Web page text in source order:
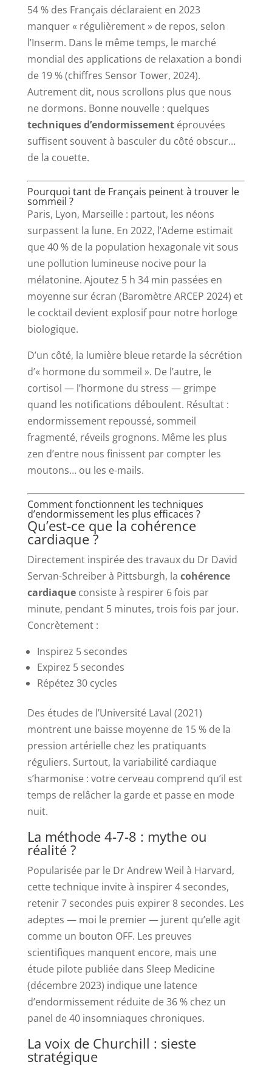
54 % des Français déclaraient en 2023
manquer « régulièrement » de repos, selon
l’Inserm. Dans le même temps, le marché
mondial des applications de relaxation a bondi
de 19 % (chiffres Sensor Tower, 2024).
Autrement dit, nous scrol­lons plus que nous
ne dormons. Bonne nouvelle : quelques
techniques d’endormissementéprouvées
suffisent souvent à basculer du côté obscur…
de la couette.
Pourquoi tant de Français peinent à trouver le
sommeil ?
Paris, Lyon, Marseille : partout, les néons
surpassent la lune. En 2022, l’Ademe estimait
que 40 % de la population hexagonale vit sous
une pollution lumineuse nocive pour la
mélatonine. Ajoutez 5 h 34 min passées en
moyenne sur écran (Baromètre ARCEP 2024) et
le cocktail devient explosif pour notre horloge
biologique.
D’un côté, la lumière bleue retarde la sécrétion
d’« hormone du sommeil ». De l’autre, le
cortisol — l’hormone du stress — grimpe
quand les notifications déboulent. Résultat :
endormissement repoussé, sommeil
fragmenté, réveils grognons. Même les plus
zen d’entre nous finissent par compter les
moutons… ou les e-mails.
Comment fonctionnent les techniques
d’endormissement les plus efficaces ?
Qu’est-ce que la cohérence
cardiaque ?
Directement inspirée des travaux du Dr David
Servan-Schreiber à Pittsburgh, la cohérence
cardiaqueconsiste à respirer 6 fois par
minute, pendant 5 minutes, trois fois par jour.
Concrètement :
Inspirez 5 secondes
Expirez 5 secondes
Répétez 30 cycles
Des études de l’Université Laval (2021)
montrent une baisse moyenne de 15 % de la
pression artérielle chez les pratiquants
réguliers. Surtout, la variabilité cardiaque
s’harmonise : votre cerveau comprend qu’il est
temps de relâcher la garde et passe en mode
nuit.
La méthode 4-7-8 : mythe ou
réalité ?
Popularisée par le Dr Andrew Weil à Harvard,
cette technique invite à inspirer 4 secondes,
retenir 7 secondes puis expirer 8 secondes. Les
adeptes — moi le premier — jurent qu’elle agit
comme un bouton OFF. Les preuves
scientifiques manquent encore, mais une
étude pilote publiée dans Sleep Medicine
(décembre 2023) indique une latence
d’endormissement réduite de 36 % chez un
panel de 40 insomniaques chroniques.
La voix de Churchill : sieste
stratégique